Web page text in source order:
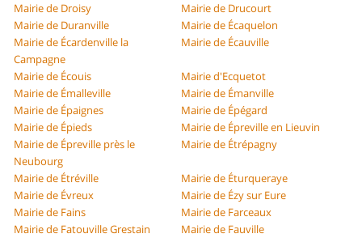
Mairie de Droisy
Mairie de Drucourt
Mairie de Duranville
Mairie de Écaquelon
Mairie de Écardenville la
Campagne
Mairie de Écauville
Mairie de Écouis
Mairie d'Ecquetot
Mairie de Émalleville
Mairie de Émanville
Mairie de Épaignes
Mairie de Épégard
Mairie de Épieds
Mairie de Épreville en Lieuvin
Mairie de Épreville près le
Neubourg
Mairie de Étrépagny
Mairie de Étréville
Mairie de Éturqueraye
Mairie de Évreux
Mairie de Ézy sur Eure
Mairie de Fains
Mairie de Farceaux
Mairie de Fatouville Grestain
Mairie de Fauville